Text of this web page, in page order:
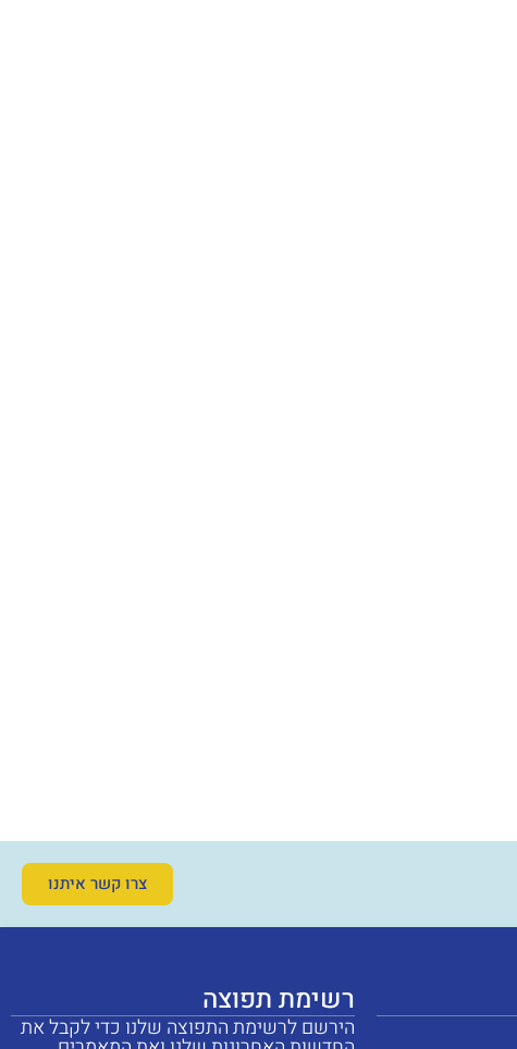
צרו קשר איתנו
רשימת תפוצה
הירשם לרשימת התפוצה שלנו כדי לקבל את